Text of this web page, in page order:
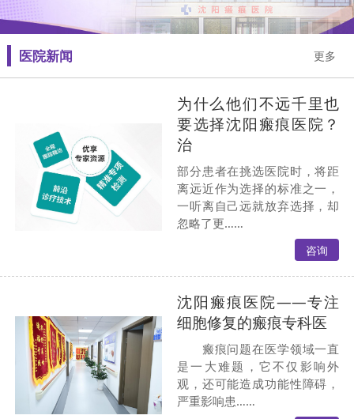
医院新闻 更多
为什么他们不远千里也
要选择沈阳瘢痕医院？
治
部分患者在挑选医院时，将距
离远近作为选择的标准之一，
一听离自己远就放弃选择，却
忽略了更……
咨询
沈阳瘢痕医院——专注
细胞修复的瘢痕专科医
瘢痕问题在医学领域一直
是一大难题，它不仅影响外
观，还可能造成功能性障碍，
严重影响患……